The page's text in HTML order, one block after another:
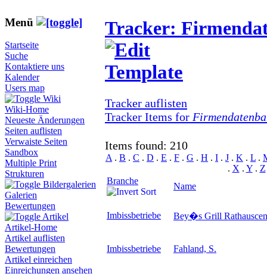
Menü
Startseite
Suche
Kontaktiere uns
Kalender
Users map
Wiki
Wiki-Home
Neueste Änderungen
Seiten auflisten
Verwaiste Seiten
Sandbox
Multiple Print
Strukturen
Bildergalerien
Galerien
Bewertungen
Artikel
Artikel-Home
Artikel auflisten
Bewertungen
Artikel einreichen
Einreichungen ansehen
Tracker:
Tracker auflisten
Tracker Items for
Items found: 210
A . B . C . D . E . F . G . H . I . J . K . L .
. X . Y. Z
Branche
Name
Imbissbetriebe Bey�s Grill
Imbissbetriebe Fahland, S.